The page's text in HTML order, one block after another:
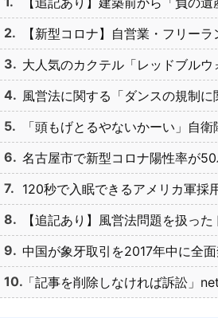
【新型コロナ】自営業・フリー
大人気のカクテル「レッドブル
風営法に関する「ダンスの規制
「頭もげとるやないかーい」自
名古屋市で新型コロナ陽性率が
120秒で入眠できるアメリカ軍採
【追記あり】風営法問題を扱っ
中国が象牙取引を2017年中に全
「記事を削除しなければ訴訟」